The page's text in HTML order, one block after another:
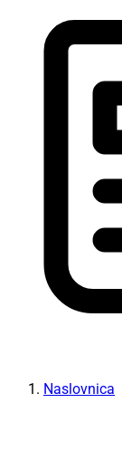
Naslovnica